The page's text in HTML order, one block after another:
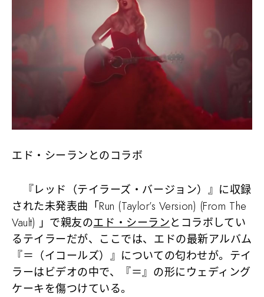
エド・シーランとのコラボ
『レッド（テイラーズ・バージョン）』に収録
された未発表曲「Run (Taylor’s Version) (From The
Vault) 」で親友のエド・シーランとコラボしてい
るテイラーだが、ここでは、エドの最新アルバム
『＝（イコールズ）』についての匂わせが。テイ
ラーはビデオの中で、『＝』の形にウェディング
ケーキを傷つけている。